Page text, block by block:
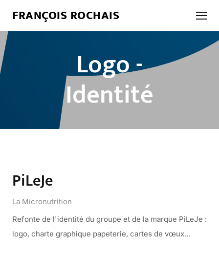
FRANÇOIS ROCHAIS
Logo -
Identité
PiLeJe
La Micronutrition
Refonte de l'identité du groupe et de la marque PiLeJe :
logo, charte graphique papeterie, cartes de vœux...